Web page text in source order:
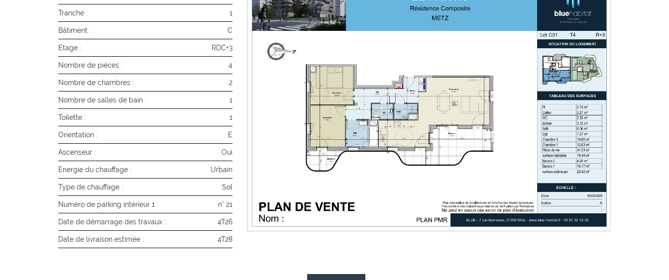
Tranche : 1
Bâtiment : C
Etage : RDC+3
Nombre de pièces : 4
Nombre de chambres : 2
Nombre de salles de bain : 1
Toilette : 1
Orientation : E
Ascenseur : Oui
Energie du chauffage : Urbain
Type de chauffage : Sol
Numéro de parking intérieur 1 : n° 21
Date de démarrage des travaux : 4T26
Date de livraison estimée : 4T28